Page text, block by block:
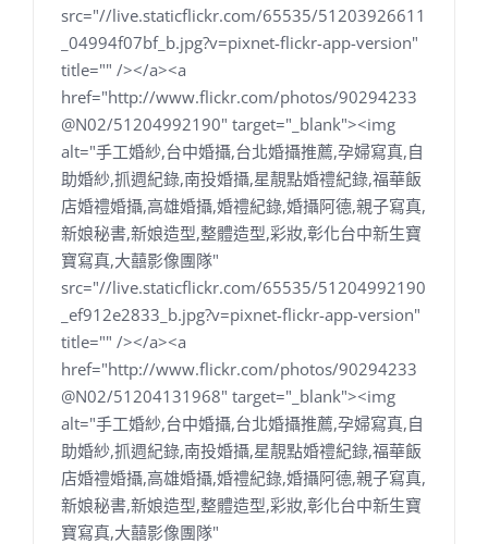
src="//live.staticflickr.com/65535/51203926611
_04994f07bf_b.jpg?v=pixnet-flickr-app-version"
title="" /></a><a
href="http://www.flickr.com/photos/90294233
@N02/51204992190" target="_blank"><img
alt="手工婚紗,台中婚攝,台北婚攝推薦,孕婦寫真,自
助婚紗,抓週紀錄,南投婚攝,星靚點婚禮紀錄,福華飯
店婚禮婚攝,高雄婚攝,婚禮紀錄,婚攝阿德,親子寫真,
新娘秘書,新娘造型,整體造型,彩妝,彰化台中新生寶
寶寫真,大囍影像團隊"
src="//live.staticflickr.com/65535/51204992190
_ef912e2833_b.jpg?v=pixnet-flickr-app-version"
title="" /></a><a
href="http://www.flickr.com/photos/90294233
@N02/51204131968" target="_blank"><img
alt="手工婚紗,台中婚攝,台北婚攝推薦,孕婦寫真,自
助婚紗,抓週紀錄,南投婚攝,星靚點婚禮紀錄,福華飯
店婚禮婚攝,高雄婚攝,婚禮紀錄,婚攝阿德,親子寫真,
新娘秘書,新娘造型,整體造型,彩妝,彰化台中新生寶
寶寫真,大囍影像團隊"